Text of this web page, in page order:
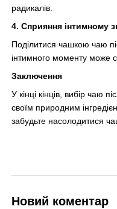
радикалів.
4. Сприяння інтимному
Поділитися чашкою чаю
інтимного моменту може
Заключення
У кінці кінців, вибір чаю
своїм природним
забудьте насолодитися
Новий коментар